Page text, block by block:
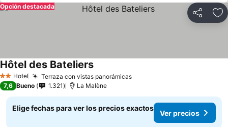
Compartir
Opción destacada
2 Estrellas
Hotel Terraza con vistas panorámicas
Hôtel des Bateliers
7,6 Bueno 1.321 La Malène
Elige fechas para ver los precios exactos
Ver precios